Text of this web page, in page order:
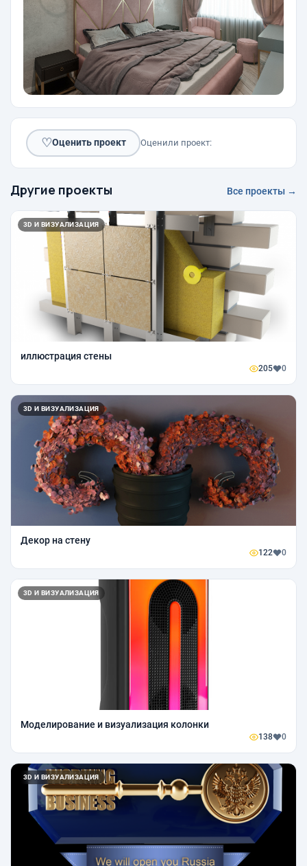
♡Оценить проект Оценили проект:
Другие проекты Все проекты →
3D И ВИЗУАЛИЗАЦИЯ
иллюстрация стены
205 0
3D И ВИЗУАЛИЗАЦИЯ
Декор на стену
122 0
3D И ВИЗУАЛИЗАЦИЯ
Моделирование и визуализация колонки
138 0
3D И ВИЗУАЛИЗАЦИЯ